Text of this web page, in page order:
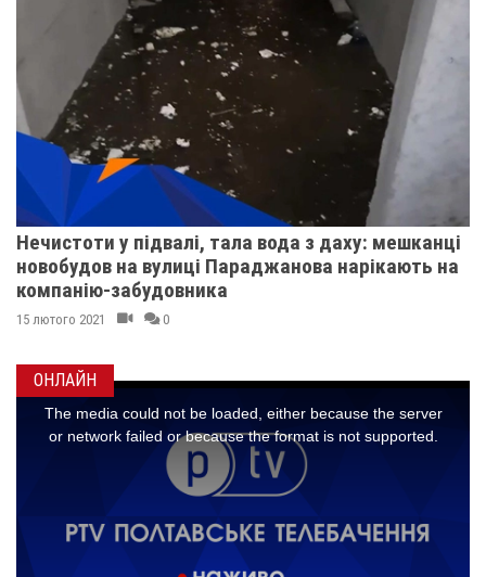
ОНЛАЙН
Нечистоти у підвалі, тала вода з даху: мешканці
новобудов на вулиці Параджанова нарікають на
компанію-забудовника
15 лютого 2021 0